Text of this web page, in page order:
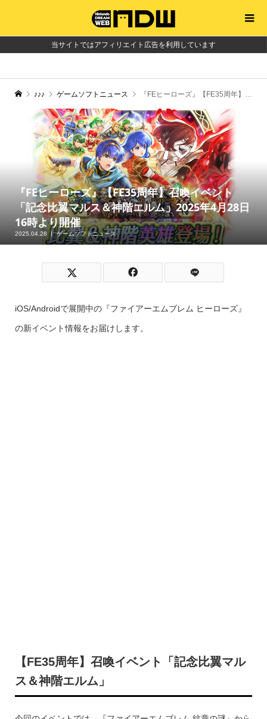
当サイトではアフィリエイト広告を利用しています
♪♪♪ ゲームソフトニュース 『FEヒーローズ』【FE35周年】召喚イベント「記念比翼マルス＆神階エルム」2025年4月28日16時より開催
『FEヒーローズ』【FE35周年】召喚イベント
「記念比翼マルス＆神階エルム」2025年4月28日
16時より開催
2025.04.28 ゲームソフトニュース
iOS/Androidで展開中の『ファイアーエムブレム ヒーローズ』
の新イベント情報をお届けします。
【FE35周年】召喚イベント「記念比翼マル
ス＆神階エルム」